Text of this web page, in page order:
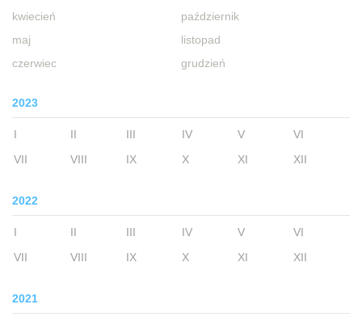
kwiecień
maj
czerwiec
październik
listopad
grudzień
2023
I II III IV V
VI
VII
VIII IX X XI XII
2022
I II III IV V
VI
VII
VIII IX X XI XII
2021